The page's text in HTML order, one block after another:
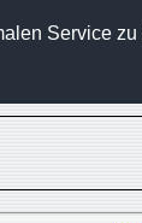
Service